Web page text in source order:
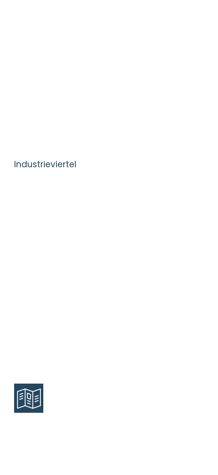
Industrieviertel